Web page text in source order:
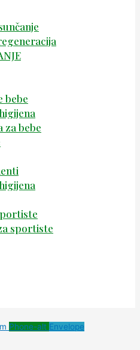
bebe
za bebe
sportiste
Phone-alt Envelope